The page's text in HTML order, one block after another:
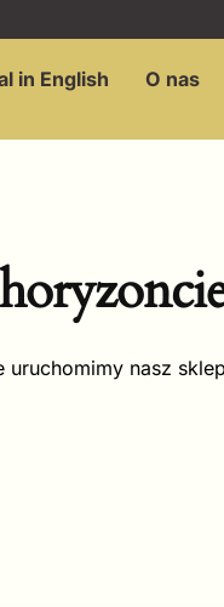
in English O nas
nasz